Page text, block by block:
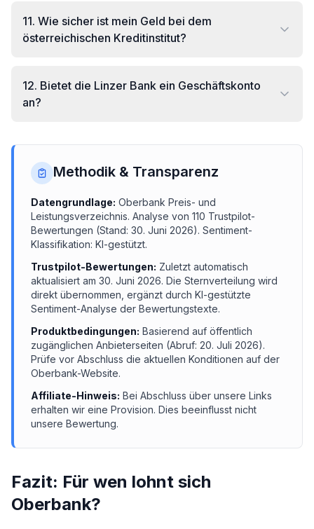
11. Wie sicher ist mein Geld bei dem
österreichischen Kreditinstitut?
12. Bietet die Linzer Bank ein Geschäftskonto
an?
Methodik & Transparenz
Datengrundlage: Oberbank Preis- und
Leistungsverzeichnis. Analyse von 110 Trustpilot-
Bewertungen (Stand: 30. Juni 2026). Sentiment-
Klassifikation: KI-gestützt.
Trustpilot-Bewertungen: Zuletzt automatisch
aktualisiert am 30. Juni 2026. Die Sternverteilung wird
direkt übernommen, ergänzt durch KI-gestützte
Sentiment-Analyse der Bewertungstexte.
Produktbedingungen: Basierend auf öffentlich
zugänglichen Anbieterseiten (Abruf: 20. Juli 2026).
Prüfe vor Abschluss die aktuellen Konditionen auf der
Oberbank-Website.
Affiliate-Hinweis: Bei Abschluss über unsere Links
erhalten wir eine Provision. Dies beeinflusst nicht
unsere Bewertung.
Fazit: Für wen lohnt sich
Oberbank?